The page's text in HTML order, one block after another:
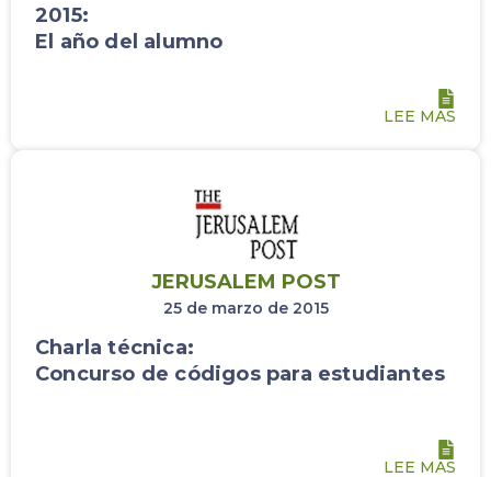
2015:
El año del alumno
LEE MAS
JERUSALEM POST
25 de marzo de 2015
Charla técnica:
Concurso de códigos para estudiantes
LEE MAS